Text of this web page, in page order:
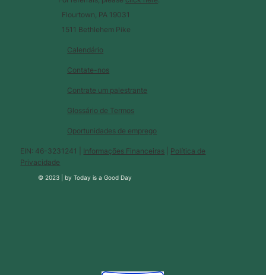
Calendário
Glossário de Termos
Contate-nos
Contrate um palestrante
Oportunidades de emprego
EIN: 46-3231241 | Informações Financeiras
Política de
Privacidade
© 2023 |byToday is a Good Day
Flourtown, PA 19031
1511 Bethlehem Pike